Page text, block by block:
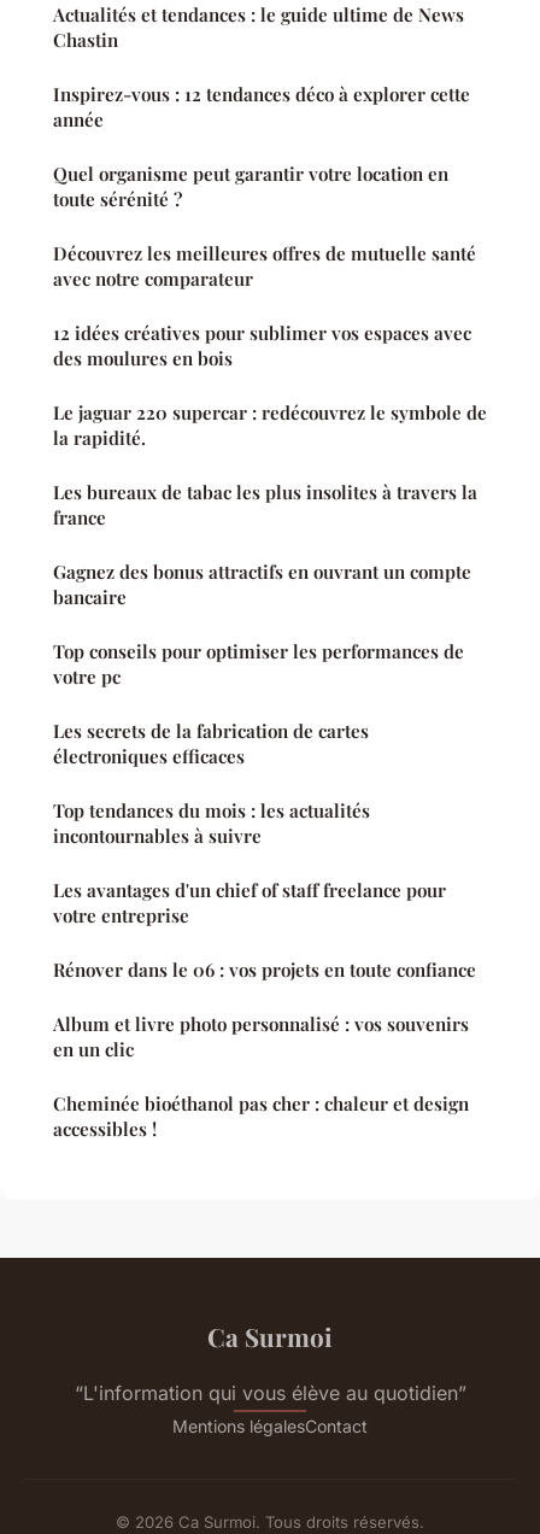
Actualités et tendances : le guide ultime de News
Chastin
Inspirez-vous : 12 tendances déco à explorer cette
année
Quel organisme peut garantir votre location en
toute sérénité ?
Découvrez les meilleures offres de mutuelle santé
avec notre comparateur
12 idées créatives pour sublimer vos espaces avec
des moulures en bois
Le jaguar 220 supercar : redécouvrez le symbole de
la rapidité.
Les bureaux de tabac les plus insolites à travers la
france
Gagnez des bonus attractifs en ouvrant un compte
bancaire
Top conseils pour optimiser les performances de
votre pc
Les secrets de la fabrication de cartes
électroniques efficaces
Top tendances du mois : les actualités
incontournables à suivre
Les avantages d'un chief of staff freelance pour
votre entreprise
Rénover dans le 06 : vos projets en toute confiance
Album et livre photo personnalisé : vos souvenirs
en un clic
Cheminée bioéthanol pas cher : chaleur et design
accessibles !
Ca Surmoi
“L'information qui vous élève au quotidien”
Mentions légalesContact
© 2026 Ca Surmoi. Tous droits réservés.